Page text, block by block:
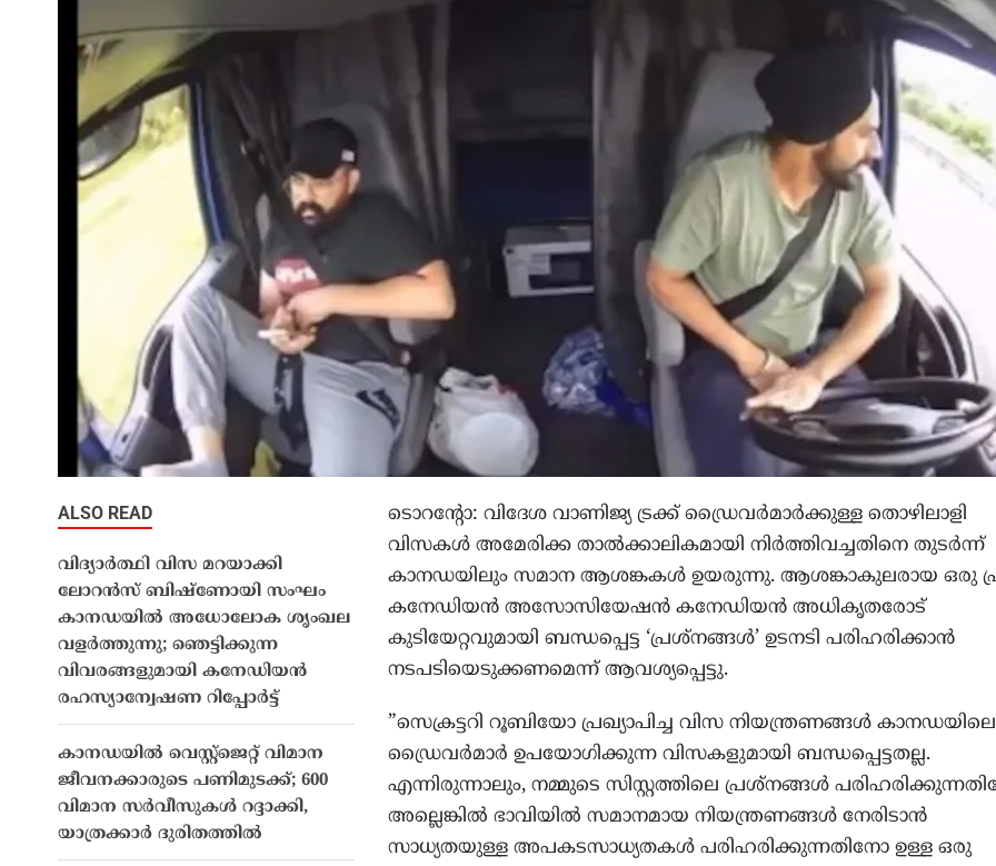
ടൊറന്റോ: വിദേശ വാണിജ്യ ട്രക്ക് ഡ്രൈവര്‍മാര്‍ക്കുള്ള തൊഴിലാളി
വിസകള്‍ അമേരിക്ക താല്‍ക്കാലികമായി നിര്‍ത്തിവച്ചതിനെ തുടര്‍ന്ന്
കാനഡയിലും സമാന ആശങ്കകള്‍ ഉയരുന്നു. ആശങ്കാകുലരായ ഒരു
കനേഡിയന്‍ അസോസിയേഷന്‍ കനേഡിയന്‍ അധികൃതരോട്
കുടിയേറ്റവുമായി ബന്ധപ്പെട്ട ‘പ്രശ്‌നങ്ങള്‍’ ഉടനടി പരിഹരിക്കാന്‍
നടപടിയെടുക്കണമെന്ന് ആവശ്യപ്പെട്ടു.
”സെക്രട്ടറി റൂബിയോ പ്രഖ്യാപിച്ച വിസ നിയന്ത്രണങ്ങള്‍ കാനഡയിലെ
ഡ്രൈവര്‍മാര്‍ ഉപയോഗിക്കുന്ന വിസകളുമായി ബന്ധപ്പെട്ടതല്ല.
എന്നിരുന്നാലും, നമ്മുടെ സിസ്റ്റത്തിലെ പ്രശ്‌നങ്ങള്‍
അല്ലെങ്കില്‍ ഭാവിയില്‍ സമാനമായ നിയന്ത്രണങ്ങള്‍ നേരിടാന്‍
സാധ്യതയുള്ള അപകടസാധ്യതകള്‍ പരിഹരിക്കുന്നതിനോ ഉള്ള ഒരു
ALSO READ
വിദ്യാർത്ഥി വിസ മറയാക്കി
ലോറൻസ് ബിഷ്ണോയി സംഘം
കാനഡയിൽ അധോലോക ശൃംഖല
വളർത്തുന്നു; ഞെട്ടിക്കുന്ന
വിവരങ്ങളുമായി കനേഡിയൻ
രഹസ്യാന്വേഷണ റിപ്പോർട്ട്
കാനഡയിൽ വെസ്റ്റ്‌ജെറ്റ് വിമാന
ജീവനക്കാരുടെ പണിമുടക്ക്; 600
വിമാന സർവീസുകൾ റദ്ദാക്കി,
യാത്രക്കാർ ദുരിതത്തിൽ
പുറത്തുവന്നതിൽ ട്രംപ് കടുത്ത
ഉയരുന്നു; ബ്രെൻ്റ്
ശതമാനം വർദ്ധനവ്